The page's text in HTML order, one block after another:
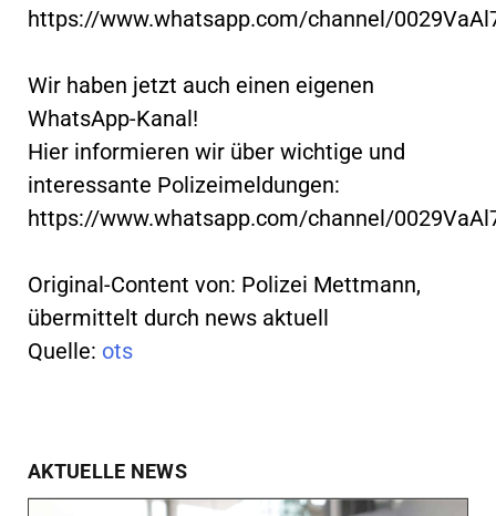
https://www.whatsapp.com/channel/
Wir haben jetzt auch einen eigenen
WhatsApp-Kanal!
Hier informieren wir über wichtige und
interessante Polizeimeldungen:
https://www.whatsapp.com/channel/
Original-Content von: Polizei Mettmann,
übermittelt durch news aktuell
Quelle: ots
AKTUELLE NEWS